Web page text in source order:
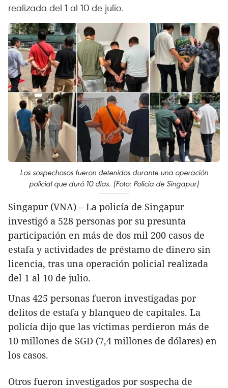
realizada del 1 al 10 de julio.
Los sospechosos fueron detenidos durante una operación
policial que duró 10 días. (Foto: Policía de Singapur)
Singapur (VNA) – La policía de Singapur
investigó a 528 personas por su presunta
participación en más de dos mil 200 casos de
estafa y actividades de préstamo de dinero sin
licencia, tras una operación policial realizada
del 1 al 10 de julio.
Unas 425 personas fueron investigadas por
delitos de estafa y blanqueo de capitales. La
policía dijo que las víctimas perdieron más de
10 millones de SGD (7,4 millones de dólares) en
los casos.
Otros fueron investigados por sospecha de